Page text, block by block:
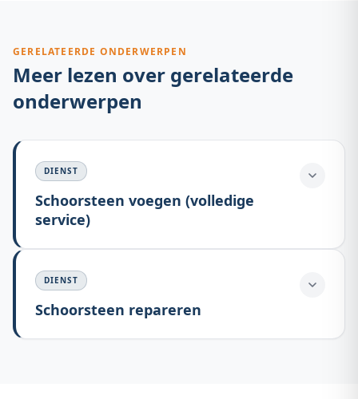
GERELATEERDE ONDERWERPEN
Meer lezen over gerelateerde
onderwerpen
DIENST
Schoorsteen voegen (volledige
service)
DIENST
Schoorsteen repareren